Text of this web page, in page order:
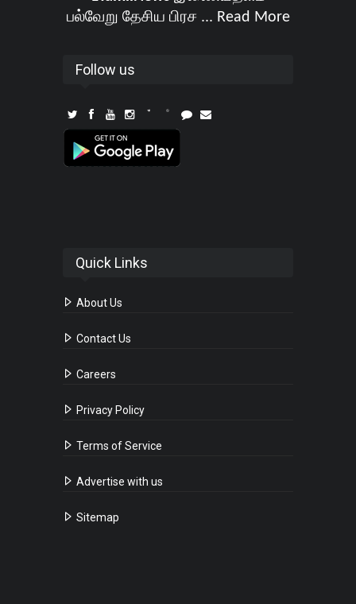
பல்வேறு தேசிய பிரச ... Read More
Follow us
Quick Links
About Us
Contact Us
Careers
Privacy Policy
Terms of Service
Advertise with us
Sitemap